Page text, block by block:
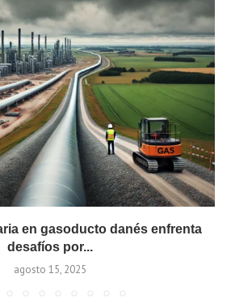
en gasoducto danés enfrenta
desafíos por...
agosto 15, 2025